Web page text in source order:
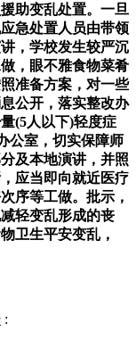
助变乱处置。一旦
急处置人员由带领
，学校发生较严沉
，眼不雅食物菜肴
准备方案，对一些
公开，落实整改办
(5人以下)轻度症
公室，切实保障师
及本地演讲，并照
应当即向就近医疗
序等工做。批示，
轻变乱形成的丧
卫生平安变乱，
: